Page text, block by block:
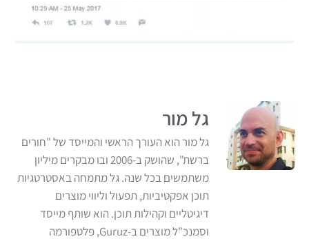
גל מור
גל מור הוא העורך הראשי והמייסד של "חורים
ברשת", שהושק ב-2006 ובו מבקרים מיליון
משתמשים בכל שנה. גל מתמחה באסטרטגיות
תוכן אפקטיביות, תפעול וליווי מוצרים
דיגיטליים וקהילות תוכן. הוא שותף מייסד
וסמנכ"ל מוצרים ב-Guruz, פלטפורמה